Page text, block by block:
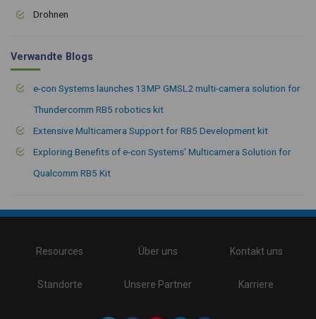
Drohnen
Verwandte Blogs
e-con Systems launches 13MP GMSL2 multi-camera solution for
Thundercomm RB5 robotics kit
Extensive Multicamera Support for RB5 Development kit
Exploring Benefits of e-con Systems' Multicamera Solution for
Qualcomm RB5 Kit
Resources Über uns Kontakt uns
Standorte Unsere Partner Karriere
\